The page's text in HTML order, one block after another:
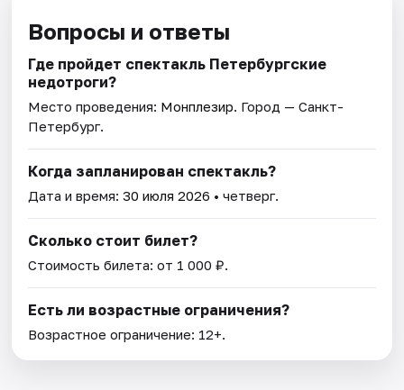
Вопросы и ответы
Где пройдет спектакль Петербургские
недотроги?
Место проведения: Монплезир. Город — Санкт-
Петербург.
Когда запланирован спектакль?
Дата и время:30 июля 2026 • четверг.
Сколько стоит билет?
Стоимость билета: от 1 000 ₽.
Есть ли возрастные ограничения?
Возрастное ограничение: 12+.